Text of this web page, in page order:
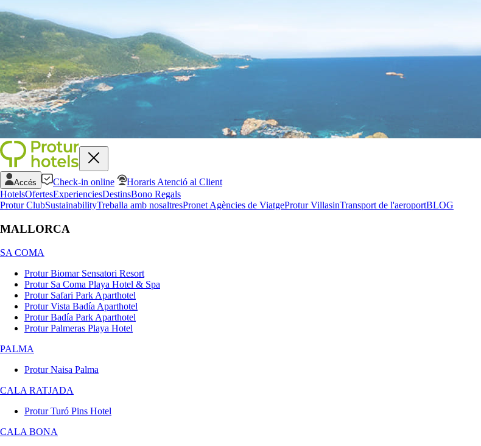
Accés Check-in online
Horaris Atenció al Client
HotelsOfertesExperienciesDestinsBono Regals
Protur ClubSustainabilityTreballa amb nosaltresPronet Agències de ViatgeProtur VillasinTransport de l'aeroportBLOG
MALLORCA
SA COMA
Protur Biomar Sensatori Resort
Protur Sa Coma Playa Hotel & Spa
Protur Safari Park Aparthotel
Protur Vista Badía Aparthotel
Protur Badía Park Aparthotel
Protur Palmeras Playa Hotel
PALMA
Protur Naisa Palma
CALA RATJADA
Protur Turó Pins Hotel
CALA BONA